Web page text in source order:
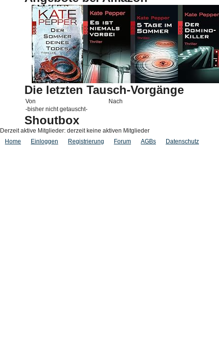
Die letzten Tausch-Vorgänge
Von
Nach
-bisher nicht getauscht-
Shoutbox
Derzeit aktive Mitglieder: derzeit keine aktiven Mitglieder
Home
Einloggen Registrierung Forum AGBs Datenschutz